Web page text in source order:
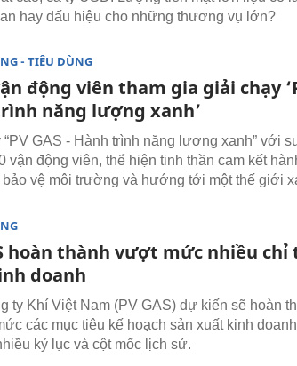
hay dấu hiệu cho những thương vụ lớn?
- TIÊU DÙNG
động viên tham gia giải chạy
năng lượng xanh’
“PV GAS - Hành trình năng lượng xanh” với
vận động viên, thể hiện tinh thần cam kết
bảo vệ môi trường và hướng tới một thế giới
hoàn thành vượt mức nhiều chỉ
doanh
ty Khí Việt Nam (PV GAS) dự kiến sẽ hoàn
các mục tiêu kế hoạch sản xuất kinh
kỷ lục và cột mốc lịch sử.